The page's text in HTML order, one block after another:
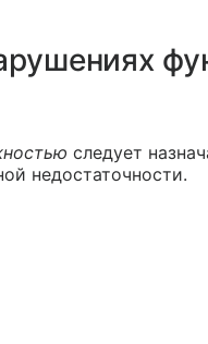
следует
недостаточности.